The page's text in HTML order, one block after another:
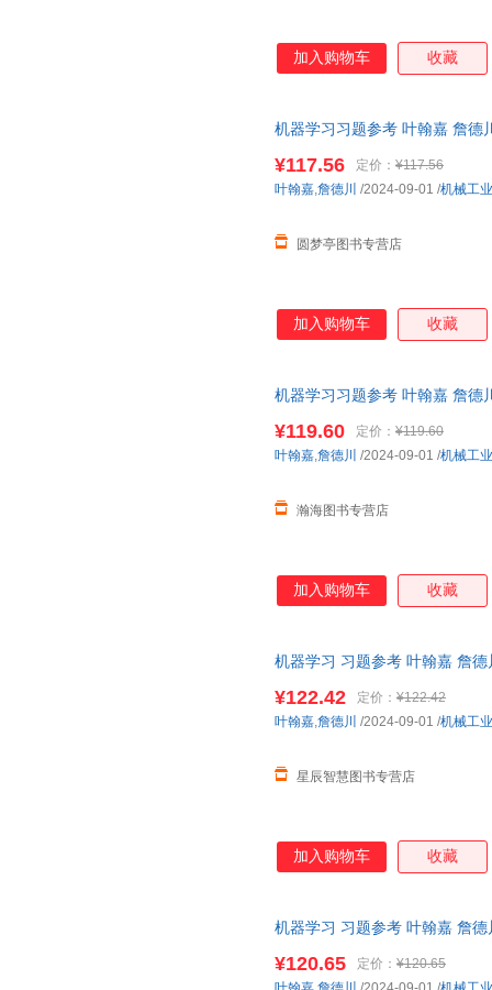
加入购物车 收藏
机器学习习题参考 叶翰嘉 詹德
¥117.56 定价： ¥117.56
圆梦亭图书专营店
叶翰嘉,詹德川 /2024-09-01 /机械工
加入购物车 收藏
机器学习习题参考 叶翰嘉 詹德
¥119.60 定价： ¥119.60
瀚海图书专营店
叶翰嘉,詹德川 /2024-09-01 /机械工
加入购物车 收藏
机器学习 习题参考 叶翰嘉 詹
¥122.42 定价： ¥122.42
星辰智慧图书专营店
叶翰嘉,詹德川 /2024-09-01 /机械工
加入购物车 收藏
机器学习 习题参考 叶翰嘉 詹
¥120.65 定价： ¥120.65